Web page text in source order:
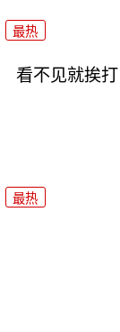
最热
看不见就挨
最热